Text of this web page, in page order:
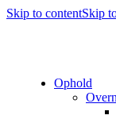
Skip to contentSkip
Ophold